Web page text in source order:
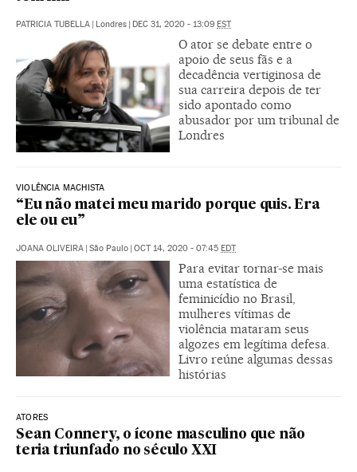
PATRICIA TUBELLA Londres DEC 31, 2020 - 13:09 EST
O ator se debate entre o
apoio de seus fãs e a
decadência vertiginosa de
sua carreira depois de ter
sido apontado como
abusador por um tribunal de
Londres
VIOLÊNCIA MACHISTA
“Eu não matei meu marido porque quis. Era
ele ou eu”
JOANA OLIVEIRA São Paulo OCT 14, 2020 - 07:45 EDT
Para evitar tornar-se mais
uma estatística de
feminicídio no Brasil,
mulheres vítimas de
violência mataram seus
algozes em legítima defesa.
Livro reúne algumas dessas
histórias
ATORES
Sean Connery, o ícone masculino que não
teria triunfado no século XXI